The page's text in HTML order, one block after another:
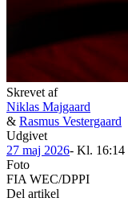
Skrevet af
Niklas Majgaard
& Rasmus Vestergaard
Udgivet
27 maj 2026- Kl. 16:14
Foto
FIA WEC/DPPI
Del artikel